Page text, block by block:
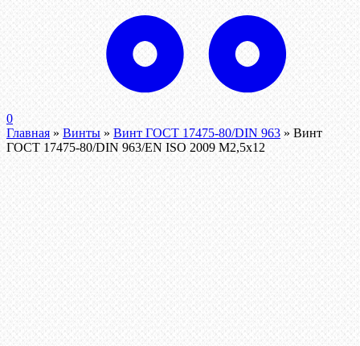
0
Главная » Винты » Винт ГОСТ 17475-80/DIN 963 » Винт
ГОСТ 17475-80/DIN 963/EN ISO 2009 М2,5х12